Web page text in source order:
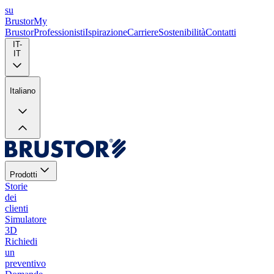
su
BrustorMy
BrustorProfessionistiIspirazioneCarriereSostenibilitàContatti
IT-
IT
Italiano
Prodotti
Storie
dei
clienti
Simulatore
3D
Richiedi
un
preventivo